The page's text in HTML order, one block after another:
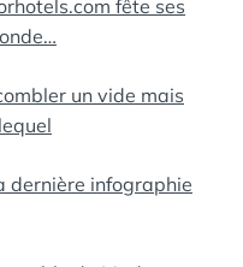
fête ses
un vide mais
dernière infographie